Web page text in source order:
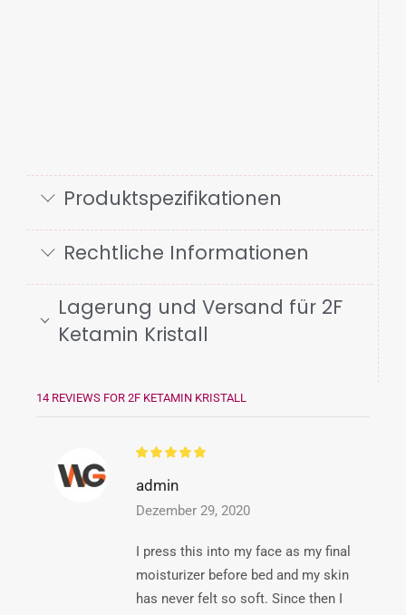
Produktspezifikationen
Rechtliche Informationen
Lagerung und Versand für 2F
Ketamin Kristall
14 REVIEWS FOR 2F KETAMIN KRISTALL
admin
Dezember 29, 2020
I press this into my face as my final
moisturizer before bed and my skin
has never felt so soft. Since then I